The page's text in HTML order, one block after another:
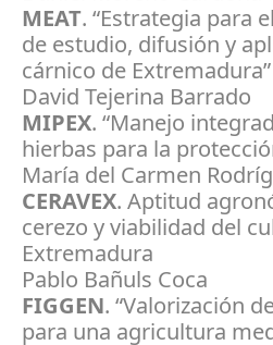
MEAT. “Estrategia para
de estudio, difusión y
cárnico de Extremadura”
David Tejerina Barrado
MIPEX. “Manejo
hierbas para la
María del Carmen
CERAVEX. Aptitud
cerezo y viabilidad del
Extremadura
Pablo Bañuls Coca
FIGGEN. “Valorización
para una agricultura